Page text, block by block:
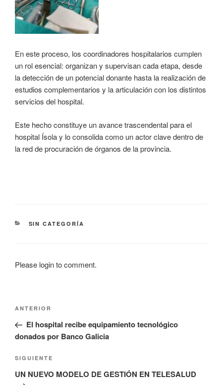
En este proceso, los coordinadores hospitalarios cumplen
un rol esencial: organizan y supervisan cada etapa, desde
la detección de un potencial donante hasta la realización de
estudios complementarios y la articulación con los distintos
servicios del hospital.
Este hecho constituye un avance trascendental para el
hospital Ísola y lo consolida como un actor clave dentro de
la red de procuración de órganos de la provincia.
CATEGORÍAS
SIN CATEGORÍA
Please login to comment.
Navegación
entradas
Entrada
anterior
ANTERIOR
El hospital recibe equipamiento tecnológico
donados por Banco Galicia
Siguiente
entrada
SIGUIENTE
UN NUEVO MODELO DE GESTIÓN EN TELESALUD